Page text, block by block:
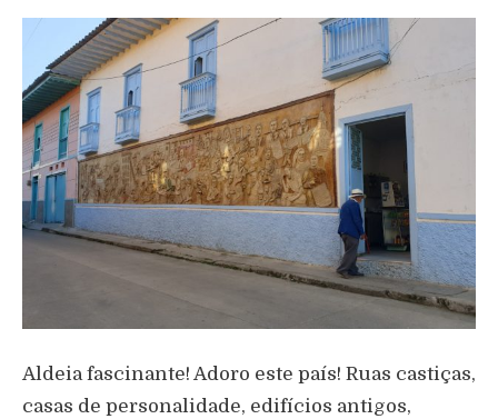
Aldeia fascinante! Adoro este país! Ruas castiças,
casas de personalidade, edifícios antigos,